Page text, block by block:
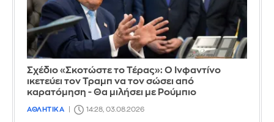
Σχέδιο «Σκοτώστε το Τέρας»: Ο Ινφαντίνο
ικετεύει τον Τραμπ να τον σώσει από
καρατόμηση - Θα μιλήσει με Ρούμπιο
ΑΘΛΗΤΙΚΑ 14:28, 03.08.2026